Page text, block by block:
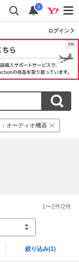
i
ログイン
： オーディオ機器
1 〜2件/2件
絞り込み(1)